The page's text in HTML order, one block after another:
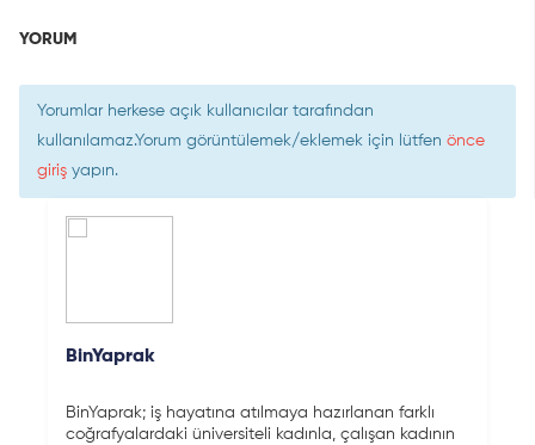
YORUM
Yorumlar herkese açık kullanıcılar tarafından
kullanılamaz.Yorum görüntülemek/eklemek için lütfen önce
giriş yapın.
BinYaprak
BinYaprak; iş hayatına atılmaya hazırlanan farklı
coğrafyalardaki üniversiteli kadınla, çalışan kadının